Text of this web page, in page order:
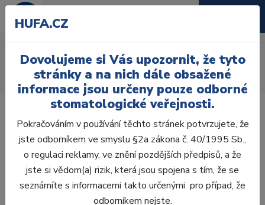
Úvod Zuby
AcryRock
AcryRock 1x28 S55-I66-D45, A2
HUFA.CZ
Dovolujeme si Vás upozornit, že tyto
stránky a na nich dále obsažené
informace jsou určeny pouze odborné
stomatologické veřejnosti.
Pokračováním v používání těchto stránek potvrzujete, že
jste odborníkem ve smyslu §2a zákona č. 40/1995 Sb.,
o regulaci reklamy, ve znění pozdějších předpisů, a že
jste si vědom(a) rizik, která jsou spojena s tím, že se
seznámíte s informacemi takto určenými pro případ, že
odborníkem nejste.